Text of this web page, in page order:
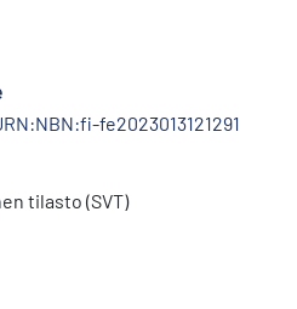
fe2023013121291
tilasto (SVT)